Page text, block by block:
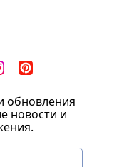
обновления
новости и